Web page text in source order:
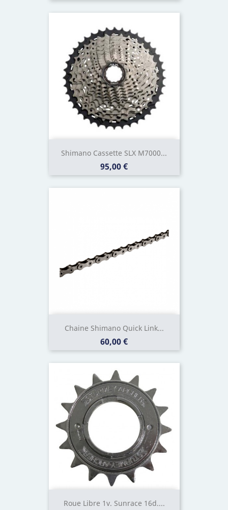
Shimano Cassette SLX M7000...
Prix
95,00 €
Chaine Shimano Quick Link...
Prix
60,00 €
Roue Libre 1v. Sunrace 16d....